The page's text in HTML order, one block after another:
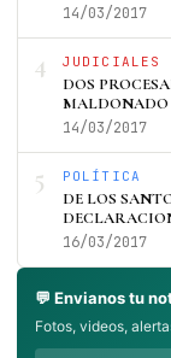
14/03/2017
4 JUDICIALES
DOS
MALDONADO
14/03/2017
5 POLÍTICA
DE LOS
16/03/2017
💬 Envianos tu
Fotos, videos,